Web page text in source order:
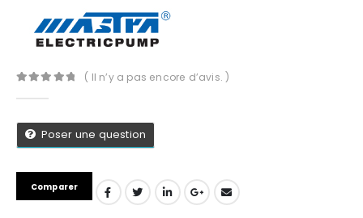
( Il n’y a pas encore d’avis. )
Poser une question
Comparer